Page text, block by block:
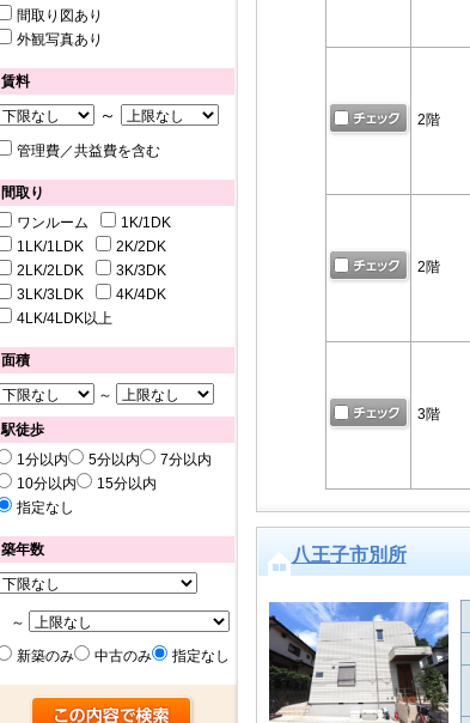
間取り図あり
外観写真あり
賃料
～
管理費／共益費を含む
間取り
ワンルーム
1K/1DK
1LK/1LDK
2K/2DK
2LK/2LDK
3K/3DK
3LK/3LDK
4K/4DK
4LK/4LDK以上
面積
～
駅徒歩
1分以内
5分以内
7分以内
10分以内
15分以内
指定なし
築年数
～
新築のみ
中古のみ 指定なし
2階
2階
3階
八王子市別所